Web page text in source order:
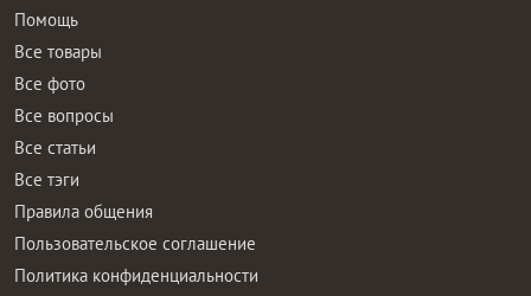
Помощь
Все товары
Все фото
Все вопросы
Все статьи
Все тэги
Правила общения
Пользовательское соглашение
Политика конфиденциальности